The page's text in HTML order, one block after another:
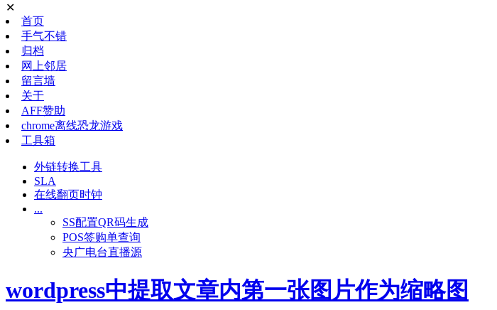
✕
首页
手气不错
归档
网上邻居
留言墙
关于
AFF赞助
chrome离线恐龙游戏
工具箱
外链转换工具
SLA
在线翻页时钟
...
SS配置QR码生成
POS签购单查询
央广电台直播源
wordpress中提取文章内第一张图片作为缩略图